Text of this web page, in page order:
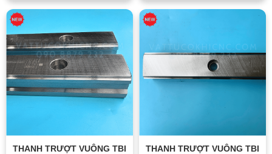
THANH TRƯỢT VUÔNG TBI
THANH TRƯỢT VUÔNG TBI